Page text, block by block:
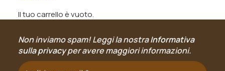
Il tuo carrello è vuoto.
Iscriviti alla newsletter
Non inviamo spam! Leggi la nostraInformativa
sulla privacyper avere maggiori informazioni.